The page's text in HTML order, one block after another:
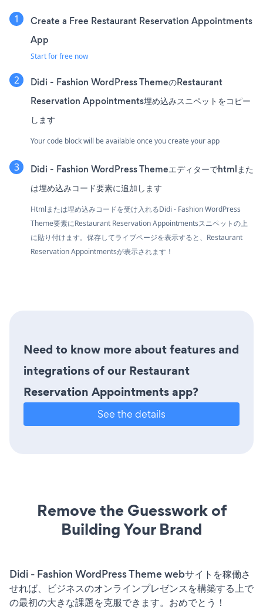
Create a Free Restaurant Reservation Appointments
App
Start for free now
Didi - Fashion WordPress ThemeのRestaurant
Reservation Appointments埋め込みスニペットをコピー
します
Your code block will be available once you create your app
Didi - Fashion WordPress Themeエディターでhtmlまた
は埋め込みコード要素に追加します
Htmlまたは埋め込みコードを受け入れるDidi - Fashion WordPress
Theme要素にRestaurant Reservation Appointmentsスニペットの上
に貼り付けます。保存してライブページを表示すると、Restaurant
Reservation Appointmentsが表示されます！
Need to know more about features and
integrations of our Restaurant
Reservation Appointments app?
See the details
Remove the Guesswork of
Building Your Brand
Didi - Fashion WordPress Theme webサイトを稼働さ
せれば、ビジネスのオンラインプレゼンスを構築する上で
の最初の大きな課題を克服できます。おめでとう！